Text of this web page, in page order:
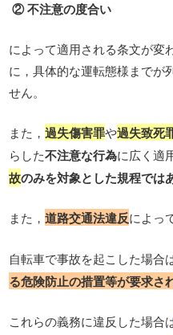
② 不注意の度合い
によって適用される条文が変
に，具体的な運転態様までが
せん。
また，過失傷害罪や過失致死
らした不注意な行為に広く適
故のみを対象とした規程では
また，道路交通法違反によっ
自転車で事故を起こした場合
る危険防止の措置等が要求さ
これらの義務に違反した場合